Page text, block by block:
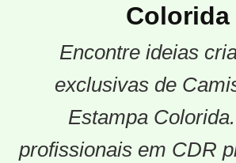
Colorida
Encontre ideias
exclusivas de
Estampa
profissionais em CDR